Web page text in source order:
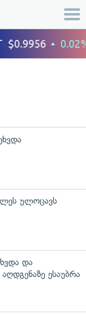
ულოცავს
და
ესაუბრა